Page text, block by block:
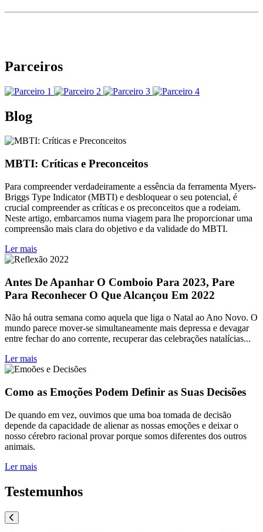
Parceiros
Blog
MBTI: Críticas e Preconceitos
Para compreender verdadeiramente a essência da ferramenta Myers-
Briggs Type Indicator (MBTI) e desbloquear o seu potencial, é
crucial compreender as críticas e os preconceitos que a rodeiam.
Neste artigo, embarcamos numa viagem para lhe proporcionar uma
compreensão mais clara do objetivo e da validade do MBTI.
Ler mais
Antes De Apanhar O Comboio Para 2023, Pare
Para Reconhecer O Que Alcançou Em 2022
Não há outra semana como aquela que liga o Natal ao Ano Novo. O
mundo parece mover-se simultaneamente mais depressa e devagar
entre fechar do ano corrente, recuperar das celebrações natalícias...
Ler mais
Como as Emoções Podem Definir as Suas Decisões
De quando em vez, ouvimos que uma boa tomada de decisão
depende da capacidade de alienar as nossas emoções e deixar o
nosso cérebro racional provar porque somos diferentes dos outros
animais.
Ler mais
Testemunhos